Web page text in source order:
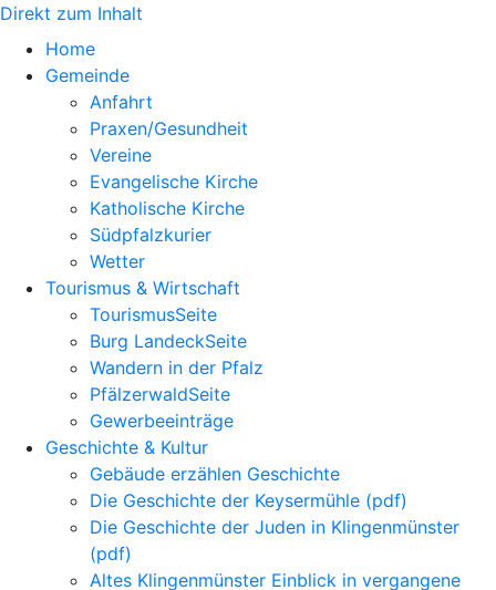
Direkt zum Inhalt
Home
Gemeinde
Anfahrt
Praxen/Gesundheit
Vereine
Evangelische Kirche
Katholische Kirche
Südpfalzkurier
Wetter
Tourismus & Wirtschaft
TourismusSeite
Burg LandeckSeite
Wandern in der Pfalz
PfälzerwaldSeite
Gewerbeeinträge
Geschichte & Kultur
Gebäude erzählen Geschichte
Die Geschichte der Keysermühle (pdf)
Die Geschichte der Juden in Klingenmünster
(pdf)
Altes Klingenmünster Einblick in vergangene